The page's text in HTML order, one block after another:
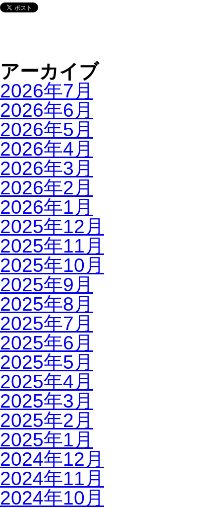
アーカイブ
2026年7月
2026年6月
2026年5月
2026年4月
2026年3月
2026年2月
2026年1月
2025年12月
2025年11月
2025年10月
2025年9月
2025年8月
2025年7月
2025年6月
2025年5月
2025年4月
2025年3月
2025年2月
2025年1月
2024年12月
2024年11月
2024年10月